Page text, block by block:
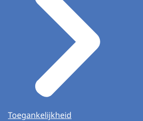
Toegankelijkheid